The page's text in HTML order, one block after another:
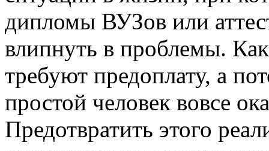
дипломы ВУЗов или
влипнуть в проблемы.
требуют предоплату, а
простой человек вовсе
Предотвратить этого